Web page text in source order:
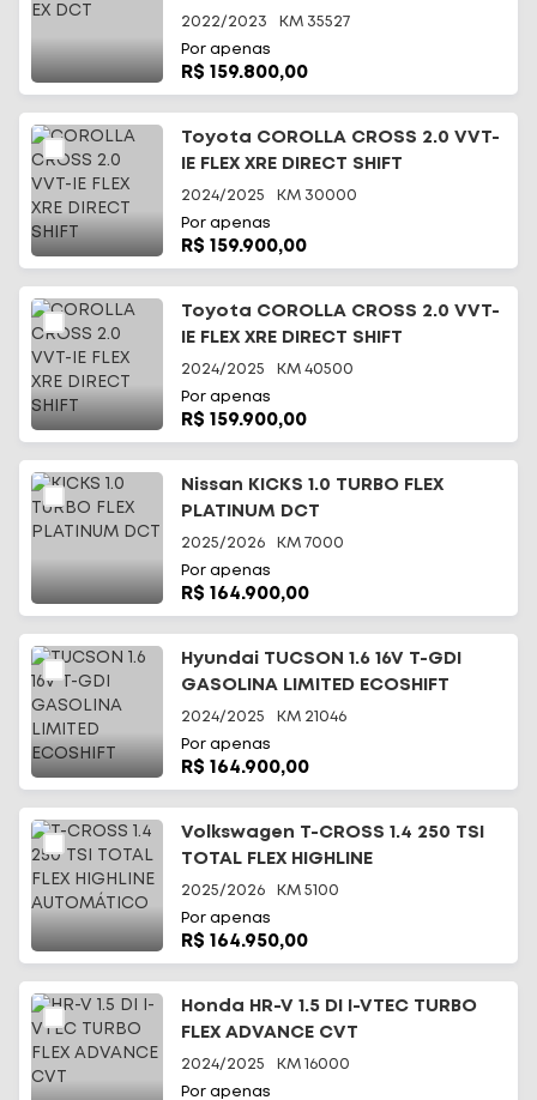
2022/2023 KM 35527
Por apenas
R$ 159.800,00
Toyota COROLLA CROSS 2.0 VVT-
IE FLEX XRE DIRECT SHIFT
2024/2025 KM 30000
Por apenas
R$ 159.900,00
Toyota COROLLA CROSS 2.0 VVT-
IE FLEX XRE DIRECT SHIFT
2024/2025 KM 40500
Por apenas
R$ 159.900,00
Nissan KICKS 1.0 TURBO FLEX
PLATINUM DCT
2025/2026 KM 7000
Por apenas
R$ 164.900,00
Hyundai TUCSON 1.6 16V T-GDI
GASOLINA LIMITED ECOSHIFT
2024/2025 KM 21046
Por apenas
R$ 164.900,00
Volkswagen T-CROSS 1.4 250 TSI
TOTAL FLEX HIGHLINE
AUTOMÁTICO
2025/2026 KM 5100
Por apenas
R$ 164.950,00
Honda HR-V 1.5 DI I-VTEC TURBO
FLEX ADVANCE CVT
2024/2025 KM 16000
Por apenas